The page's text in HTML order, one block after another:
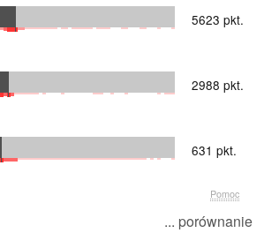
5623 pkt.
2988 pkt.
631 pkt.
Pomoc
... porównanie